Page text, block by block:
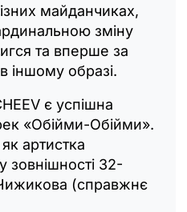
майданчиках,
зміну
та вперше за
іншому образі.
є успішна
«Обійми-Обійми».
артистка
зовнішності 32-
(справжнє